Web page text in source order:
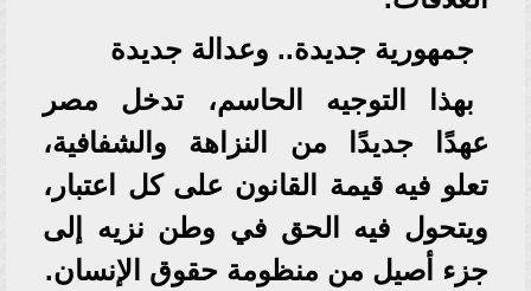
جمهورية جديدة.. وعدالة جديدة
بهذا التوجيه الحاسم، تدخل مصر
عهدًا جديدًا من النزاهة والشفافية،
تعلو فيه قيمة القانون على كل اعتبار،
ويتحول فيه الحق في وطن نزيه إلى
جزء أصيل من منظومة حقوق الإنسان.